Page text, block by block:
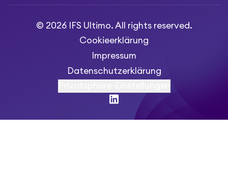
© 2026 IFS Ultimo. All rights reserved.
Cookieerklärung
Impressum
Datenschutzerklärung